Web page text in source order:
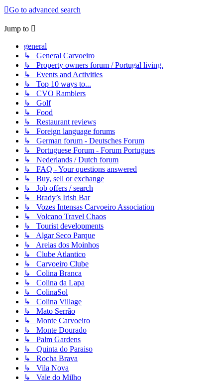
Go to advanced search
Jump to
general
↳ General Carvoeiro
↳ Property owners forum / Portugal living.
↳ Events and Activities
↳ Top 10 ways to...
↳ CVO Ramblers
↳ Golf
↳ Food
↳ Restaurant reviews
↳ Foreign language forums
↳ German forum - Deutsches Forum
↳ Portuguese Forum - Forum Portugues
↳ Nederlands / Dutch forum
↳ FAQ - Your questions answered
↳ Buy, sell or exchange
↳ Job offers / search
↳ Brady’s Irish Bar
↳ Vozes Intensas Carvoeiro Association
↳ Volcano Travel Chaos
↳ Tourist developments
↳ Algar Seco Parque
↳ Areias dos Moinhos
↳ Clube Atlantico
↳ Carvoeiro Clube
↳ Colina Branca
↳ Colina da Lapa
↳ ColinaSol
↳ Colina Village
↳ Mato Serrão
↳ Monte Carvoeiro
↳ Monte Dourado
↳ Palm Gardens
↳ Quinta do Paraiso
↳ Rocha Brava
↳ Vila Nova
↳ Vale do Milho